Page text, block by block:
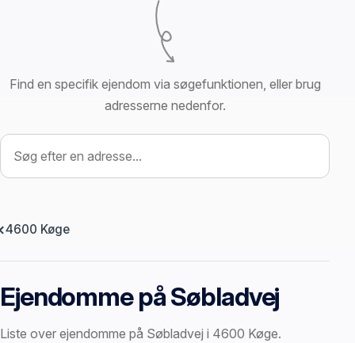
Find en specifik ejendom via søgefunktionen, eller brug
adresserne nedenfor.
Søg efter ejendom
4600 Køge
Ejendomme på Søbladvej
Liste over ejendomme på Søbladvej i 4600 Køge.